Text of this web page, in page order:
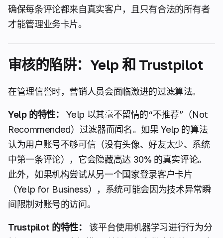
确保每条评论都来自真实客户，且只有合法的所有者
才能管理业务卡片。
审核的陷阱：Yelp 和 Trustpilot
在管理信誉时，营销人员会面临激进的过滤算法。
Yelp 的特性：
Yelp 以其毫不留情的“不推荐”（Not
Recommended）过滤器而闻名。如果 Yelp 的算法
认为用户账号不够可信（没有头像、好友太少、系统
中第一条评论），它会隐藏高达 30% 的真实评论。
此外，如果机构尝试从另一个国家登录客户卡片
（Yelp for Business），系统可能会因为技术异常瞬
间限制对账号的访问。
Trustpilot 的特性：
该平台使用机器学习进行行为分